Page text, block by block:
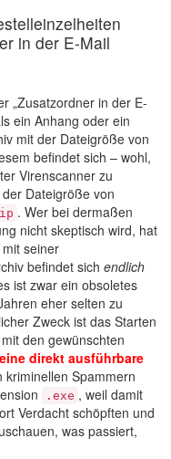
in der E-Mail
„Zusatzordner in der E-
ein Anhang oder ein
mit der Dateigröße von
befindet sich – wohl,
Virenscanner zu
Dateigröße von
. Wer bei dermaßen
nicht skeptisch wird, hat
seiner
befindet sich endlich
ist zwar ein obsoletes
eher selten zu
Zweck ist das Starten
den gewünschten
eine direkt ausführbare
kriminellen Spammern
.exe , weil damit
Verdacht schöpften und
was passiert,